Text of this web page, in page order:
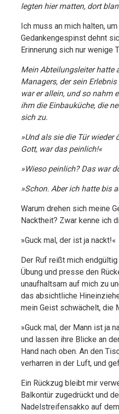
legten hier matten, dort
Ich muss an mich halten,
Gedankengespinst dehnt
Erinnerung sich nur wenige
Mein Abteilungsleiter hatte
Managers, der sein
war er allein, und so nahm
ihm die Einbauküche, die
sich zu.
»Und als sie die Tür
Gott, war das peinlich!«
»Wieso peinlich? Das war
»Schon. Aber ich hatte bis
Warum drehen sich meine
Nacktheit? Zwar kenne ich
»Guck mal, der ist ja nackt!«
Der Ruf reißt mich
Übung und presse den
unaufhaltsam auf mich zu
das absichtliche
mein Geist schwächelt, die
»Guck mal, der Mann ist ja
und lassen ihre Blicke an
Hand nach oben. An den
verharren in der Luft, und
Ein Rückzug bleibt mir
Balkontür zugedrückt und
Nadelstreifensakko auf